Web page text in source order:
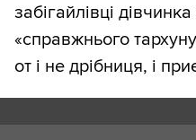
забігайлівці
«справжнього
от і не дрібниця, і